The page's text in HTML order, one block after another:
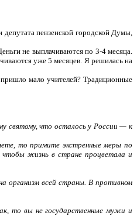
пензенской городской Думы,
не выплачиваются по 3-4 месяца.
уже 5 месяцев. Я решилась на
мало учителей? Традиционные
святому, что осталось у России — к
то примите экстренные меры по
чтобы жизнь в стране процветала и
организм всей страны. В противном
то вы не государственные мужи и